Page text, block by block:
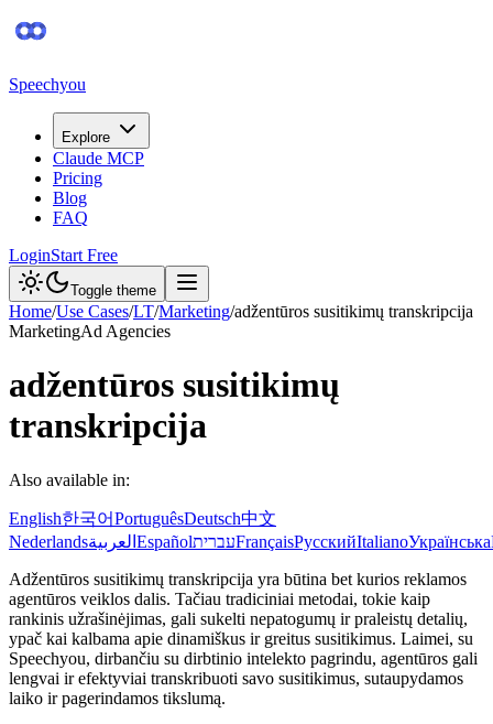
Speechyou
Explore
Claude MCP
Pricing
Blog
FAQ
LoginStart Free
Toggle theme
Home/Use Cases/LT/Marketing/adžentūros susitikimų transkripcija
MarketingAd Agencies
adžentūros susitikimų
transkripcija
Also available in:
English한국어PortuguêsDeutsch中文
Nederlandsالعربية EspañolעבריתFrançaisРусскийItalianoУкраїнська
Adžentūros susitikimų transkripcija yra būtina bet kurios reklamos
agentūros veiklos dalis. Tačiau tradiciniai metodai, tokie kaip
rankinis užrašinėjimas, gali sukelti nepatogumų ir praleistų detalių,
ypač kai kalbama apie dinamiškus ir greitus susitikimus. Laimei, su
Speechyou, dirbančiu su dirbtinio intelekto pagrindu, agentūros gali
lengvai ir efektyviai transkribuoti savo susitikimus, sutaupydamos
laiko ir pagerindamos tikslumą.